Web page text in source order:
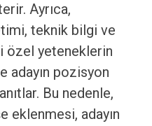
Ayrıca,
teknik bilgi ve
özel yeteneklerin
adayın pozisyon
Bu nedenle,
eklenmesi, adayın